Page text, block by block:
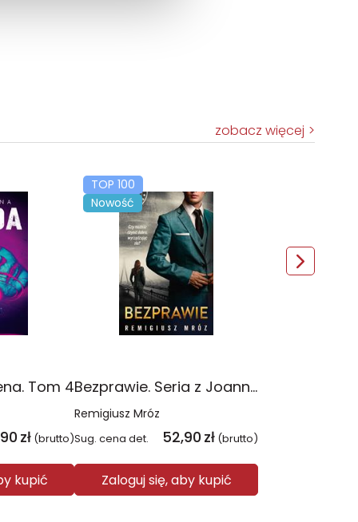
zobacz więcej
Tom 4
zł (brutto)
kupić
TOP 100
Nowość
Bezprawie. Seria z Joanną Chyłką. Tom 20
Remigiusz Mróz
Sug. cena det. 52,90 zł (brutto)
Zaloguj się, aby kupić